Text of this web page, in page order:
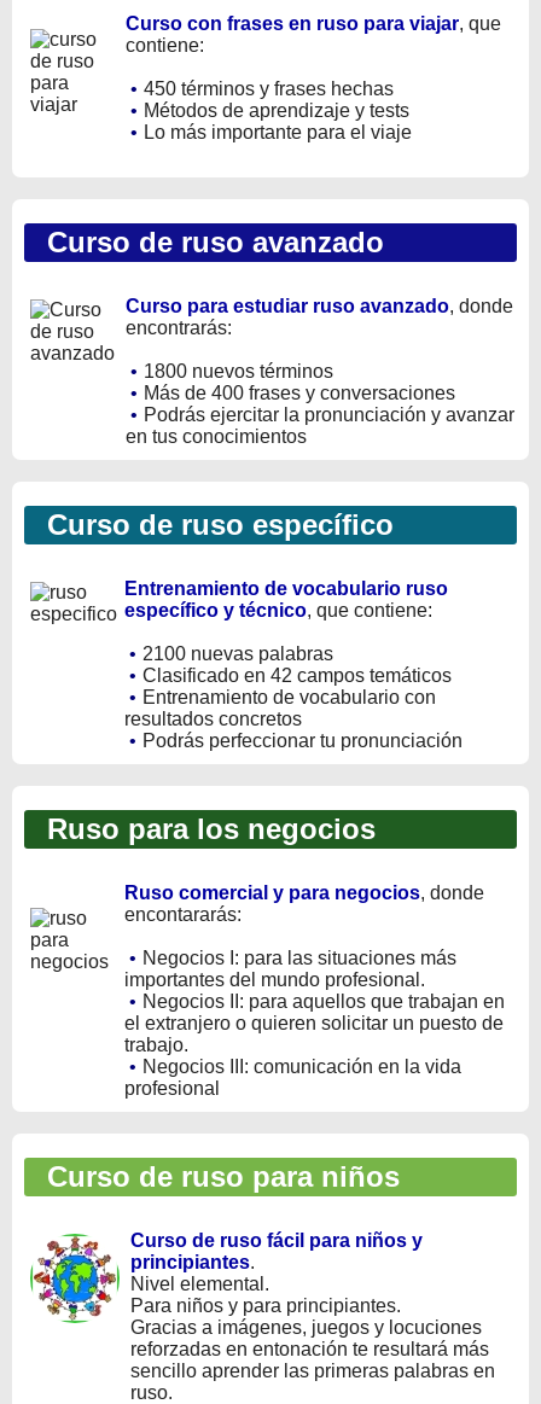
Curso con frases en ruso para viajar, que
contiene:
• 450 términos y frases hechas
• Métodos de aprendizaje y tests
• Lo más importante para el viaje
Curso de ruso avanzado
Curso para estudiar ruso avanzado, donde
encontrarás:
• 1800 nuevos términos
• Más de 400 frases y conversaciones
• Podrás ejercitar la pronunciación y avanzar
en tus conocimientos
Curso de ruso específico
Entrenamiento de vocabulario ruso
específico y técnico, que contiene:
• 2100 nuevas palabras
• Clasificado en 42 campos temáticos
• Entrenamiento de vocabulario con
resultados concretos
• Podrás perfeccionar tu pronunciación
Ruso para los negocios
Ruso comercial y para negocios, donde
encontararás:
• Negocios I: para las situaciones más
importantes del mundo profesional.
• Negocios II: para aquellos que trabajan en
el extranjero o quieren solicitar un puesto de
trabajo.
• Negocios III: comunicación en la vida
profesional
Curso de ruso para niños
Curso de ruso fácil para niños y
principiantes.
Nivel elemental.
Para niños y para principiantes.
Gracias a imágenes, juegos y locuciones
reforzadas en entonación te resultará más
sencillo aprender las primeras palabras en
ruso.